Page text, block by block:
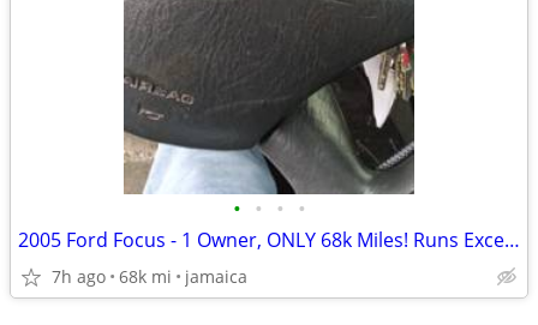
• • • •
2005 Ford Focus - 1 Owner, ONLY 68k Miles! Runs Excellent
7h ago 68k mi jamaica